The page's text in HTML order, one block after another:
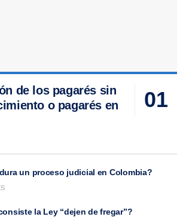
de los pagarés sin
o pagarés en
un proceso judicial en Colombia?
la Ley “dejen de fregar”?